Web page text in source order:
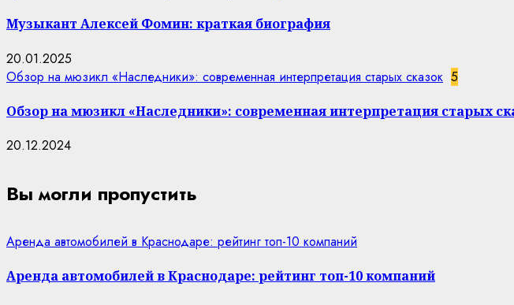
Музыкант Алексей Фомин: краткая биография
20.01.2025
Обзор на мюзикл «Наследники»: современная интерпретация старых сказок 5
Обзор на мюзикл «Наследники»: современная интерпретация старых
20.12.2024
Вы могли пропустить
Аренда автомобилей в Краснодаре: рейтинг топ-10 компаний
Аренда автомобилей в Краснодаре: рейтинг топ-10 компаний